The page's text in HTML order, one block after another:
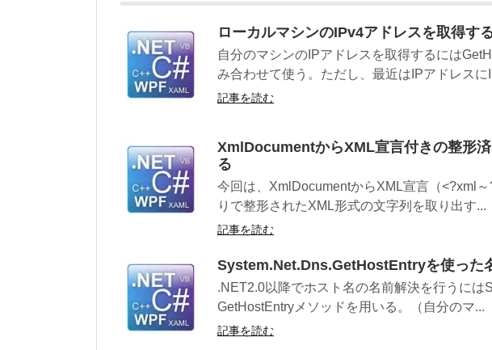
ローカルマシンのIPv4アドレスを取得す
自分のマシンのIPアドレスを取得するには
み合わせて使う。ただし、最近はIPアドレスに
記事を読む
XmlDocumentからXML宣言付きの整形
る
今回は、XmlDocumentからXML宣言（<?xml
りで整形されたXML形式の文字列を取り出す...
記事を読む
System.Net.Dns.GetHostEntryを使った
.NET2.0以降でホスト名の名前解決を行うには
GetHostEntryメソッドを用いる。（自分のマ...
記事を読む